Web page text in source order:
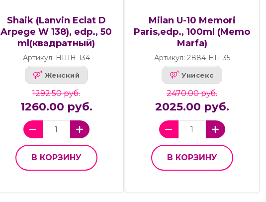
Shaik (Lanvin Eclat D
Arpege W 138), edp., 50
ml(квадратный)
Артикул: НШН-134
Женский
1292.50 руб.
1260.00 руб.
В КОРЗИНУ
Milan U-10 Memori
Paris,edp., 100ml (Memo
Marfa)
Артикул: 2В84-НП-35
Унисекс
2470.00 руб.
2025.00 руб.
В КОРЗИНУ